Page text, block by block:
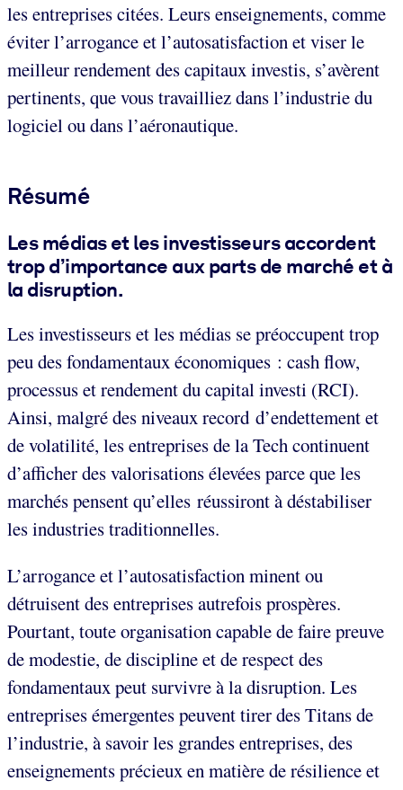
les entreprises citées. Leurs enseignements, comme
éviter l’arrogance et l’autosatisfaction et viser le
meilleur rendement des capitaux investis, s’avèrent
pertinents, que vous travailliez dans l’industrie du
logiciel ou dans l’aéronautique.
Résumé
Les médias et les investisseurs accordent
trop d’importance aux parts de marché et à
la disruption.
Les investisseurs et les médias se préoccupent trop
peu des fondamentaux économiques : cash flow,
processus et rendement du capital investi (RCI).
Ainsi, malgré des niveaux record d’endettement et
de volatilité, les entreprises de la Tech continuent
d’afficher des valorisations élevées parce que les
marchés pensent qu’elles réussiront à déstabiliser
les industries traditionnelles.
L’arrogance et l’autosatisfaction minent ou
détruisent des entreprises autrefois prospères.
Pourtant, toute organisation capable de faire preuve
de modestie, de discipline et de respect des
fondamentaux peut survivre à la disruption. Les
entreprises émergentes peuvent tirer des Titans de
l’industrie, à savoir les grandes entreprises, des
enseignements précieux en matière de résilience et